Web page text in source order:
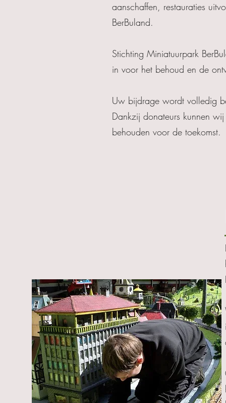
aanschaffen, restauraties
BerBuland.
Stichting Miniatuurpark
in voor het behoud en de
Uw bijdrage wordt volledig
Dankzij donateurs kunnen
behouden voor de toekomst.